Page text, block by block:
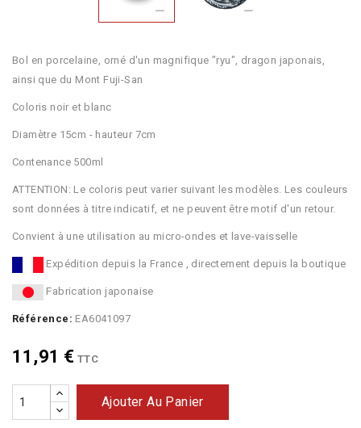
Bol en porcelaine, orné d'un magnifique "ryu", dragon japonais,
ainsi que du Mont Fuji-San
Coloris noir et blanc
Diamètre 15cm - hauteur 7cm
Contenance 500ml
ATTENTION: Le coloris peut varier suivant les modèles. Les couleurs
sont données à titre indicatif, et ne peuvent être motif d'un retour.
Convient à une utilisation au micro-ondes et lave-vaisselle
Expédition depuis la France , directement depuis la boutique
Fabrication japonaise
Référence: EA6041097
11,91 € TTC
Ajouter Au Panier